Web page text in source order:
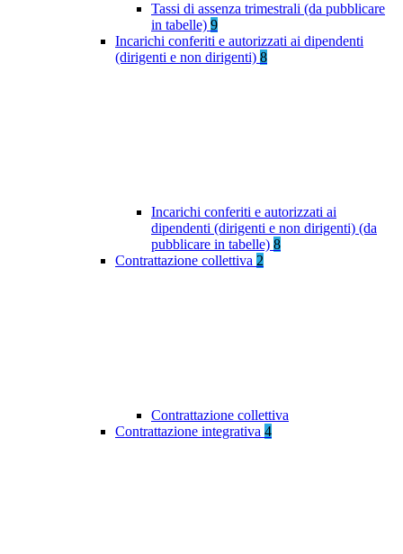
Tassi di assenza trimestrali (da pubblicare
in tabelle) 9
Incarichi conferiti e autorizzati ai dipendenti
(dirigenti e non dirigenti) 8
Incarichi conferiti e autorizzati ai
dipendenti (dirigenti e non dirigenti) (da
pubblicare in tabelle) 8
Contrattazione collettiva 2
Contrattazione collettiva
Contrattazione integrativa 4